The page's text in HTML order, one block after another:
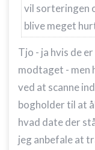
vil sorteringen
blive meget
Tjo - ja hvis de
modtaget -
ved at scanne
bogholder til at
hvad date der
jeg anbefale at